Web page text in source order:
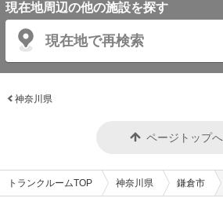
現在地周辺の他の施設を探す
現在地で再検索
神奈川県
ページトップへ
トランクルームTOP 神奈川県 鎌倉市